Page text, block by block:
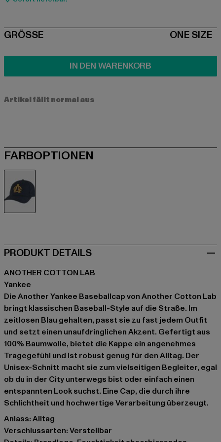
SIZE
GRÖSSE ONE SIZE
IN DEN WARENKORB
Artikel fällt normal aus
FARBOPTIONEN
PRODUKT DETAILS
ANOTHER COTTON LAB
Yankee
Die Another Yankee Baseballcap von Another Cotton Lab
bringt klassischen Baseball-Style auf die Straße. Im
zeitlosen Blau gehalten, passt sie zu fast jedem Outfit
und setzt einen unaufdringlichen Akzent. Gefertigt aus
100% Baumwolle, bietet die Kappe ein angenehmes
Tragegefühl und ist robust genug für den Alltag. Der
Unisex-Schnitt macht sie zum vielseitigen Begleiter, egal
ob du in der City unterwegs bist oder einfach einen
entspannten Look suchst. Eine Cap, die durch ihre
Schlichtheit und hochwertige Verarbeitung überzeugt.
Anlass: Alltag
Verschlussarten: Verstellbar